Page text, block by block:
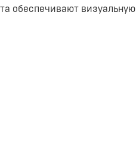
обеспечивают визуальную